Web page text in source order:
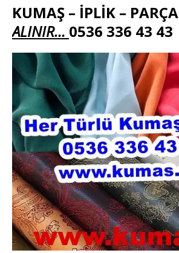
KUMAŞ – İPLİK – PARÇA
ALINIR… 0536 336 43 43